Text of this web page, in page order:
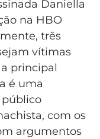
Daniella
na HBO
três
vítimas
principal
é uma
público
com os
argumentos